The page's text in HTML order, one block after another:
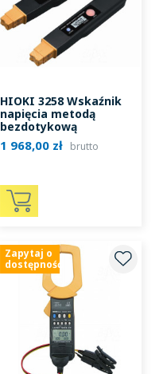
HIOKI 3258 Wskaźnik
napięcia metodą
bezdotykową
1 968,00 zł brutto
Zapytaj o
dostępność